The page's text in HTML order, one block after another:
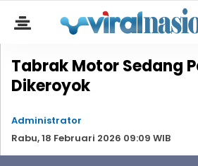
Tabrak Motor Sedang
Dikeroyok
Administrator
Rabu, 18 Februari 2026 09:09 WIB